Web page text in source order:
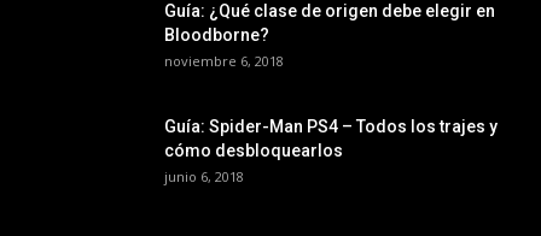
Guía: ¿Qué clase de origen debe elegir en
Bloodborne?
noviembre 6, 2018
Guía: Spider-Man PS4 – Todos los trajes y
cómo desbloquearlos
junio 6, 2018